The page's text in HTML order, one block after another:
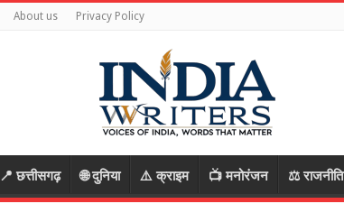
About us Privacy Policy
📍 छत्तीसगढ़ 🌐 दुनिया ⚠️ क्राइम 📺 मनोरंजन ⚖️ राजनीति